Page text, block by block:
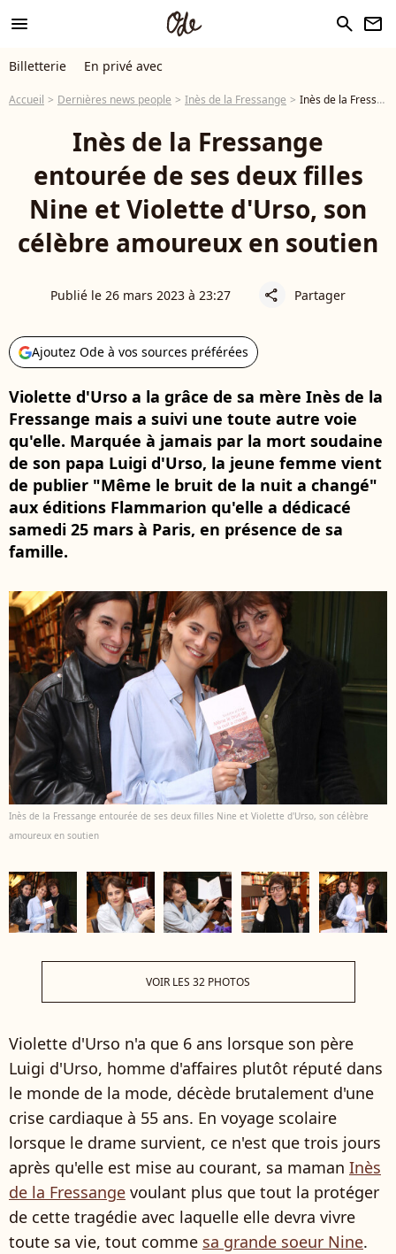
menu search newsletter
Billetterie En privé avec
Accueil Dernières news people Inès de la Fressange Inès de la Fressange entourée de ses deux filles Nine et Violette d'Urso, son célèbre amoureux en soutien
Inès de la Fressange
entourée de ses deux filles
Nine et Violette d'Urso, son
célèbre amoureux en soutien
Publié le 26 mars 2023 à 23:27 share Partager
Ajoutez Ode à vos sources préférées
Violette d'Urso a la grâce de sa mère Inès de la
Fressange mais a suivi une toute autre voie
qu'elle. Marquée à jamais par la mort soudaine
de son papa Luigi d'Urso, la jeune femme vient
de publier "Même le bruit de la nuit a changé"
aux éditions Flammarion qu'elle a dédicacé
samedi 25 mars à Paris, en présence de sa
famille.
Inès de la Fressange entourée de ses deux filles Nine et Violette d'Urso, son célèbre
amoureux en soutien
VOIR LES 32 PHOTOS
Violette d'Urso n'a que 6 ans lorsque son père
Luigi d'Urso, homme d'affaires plutôt réputé dans
le monde de la mode, décède brutalement d'une
crise cardiaque à 55 ans. En voyage scolaire
lorsque le drame survient, ce n'est que trois jours
après qu'elle est mise au courant, sa maman Inès
de la Fressange voulant plus que tout la protéger
de cette tragédie avec laquelle elle devra vivre
toute sa vie, tout comme sa grande soeur Nine.